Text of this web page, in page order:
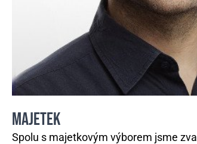
MAJETEK
Spolu s majetkovým výborem jsme